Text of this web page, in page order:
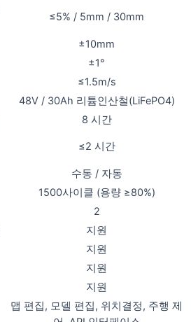
≤5% / 5mm / 30mm
±10mm
±1°
≤1.5m/s
48V / 30Ah 리튬인산철(LiFePO4)
8 시간
≤2 시간
수동 / 자동
1500사이클 (용량 ≥80%)
2
지원
지원
지원
지원
맵 편집, 모델 편집, 위치결정, 주행 제